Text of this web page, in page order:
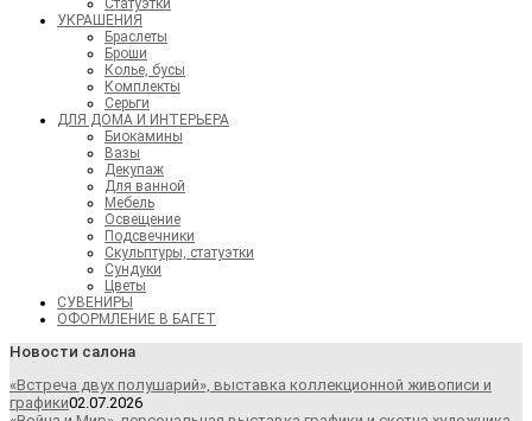
УКРАШЕНИЯ
Браслеты
Броши
Колье, бусы
Комплекты
Серьги
ДЛЯ ДОМА И ИНТЕРЬЕРА
Биокамины
Вазы
Декупаж
Для ванной
Мебель
Освещение
Подсвечники
Скульптуры, статуэтки
Сундуки
Цветы
СУВЕНИРЫ
ОФОРМЛЕНИЕ В БАГЕТ
Новости салона
«Встреча двух полушарий», выставка коллекционной живописи и
графики02.07.2026